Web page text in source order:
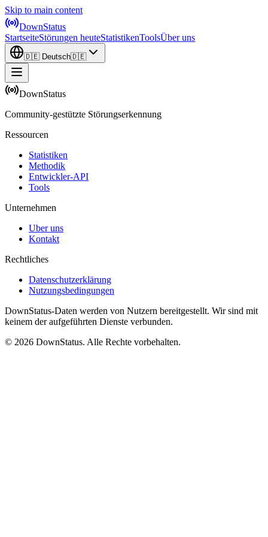
Skip to main content
DownStatus
StartseiteStörungen heuteStatistikenToolsÜber uns
🇩🇪 Deutsch🇩🇪
DownStatus
Community-gestützte Störungserkennung
Ressourcen
Statistiken
Methodik
Entwickler-API
Tools
Unternehmen
Uber uns
Kontakt
Rechtliches
Datenschutzerklärung
Nutzungsbedingungen
DownStatus-Daten werden von Nutzern bereitgestellt. Wir sind mit
keinem der aufgeführten Dienste verbunden.
© 2026 DownStatus. Alle Rechte vorbehalten.